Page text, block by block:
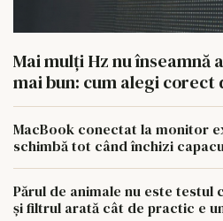
Mai mulți Hz nu înseamnă
mai bun: cum alegi corect
gaming
MacBook conectat la monitor
schimbă tot când închizi
Părul de animale nu este testul
și filtrul arată cât de practic e